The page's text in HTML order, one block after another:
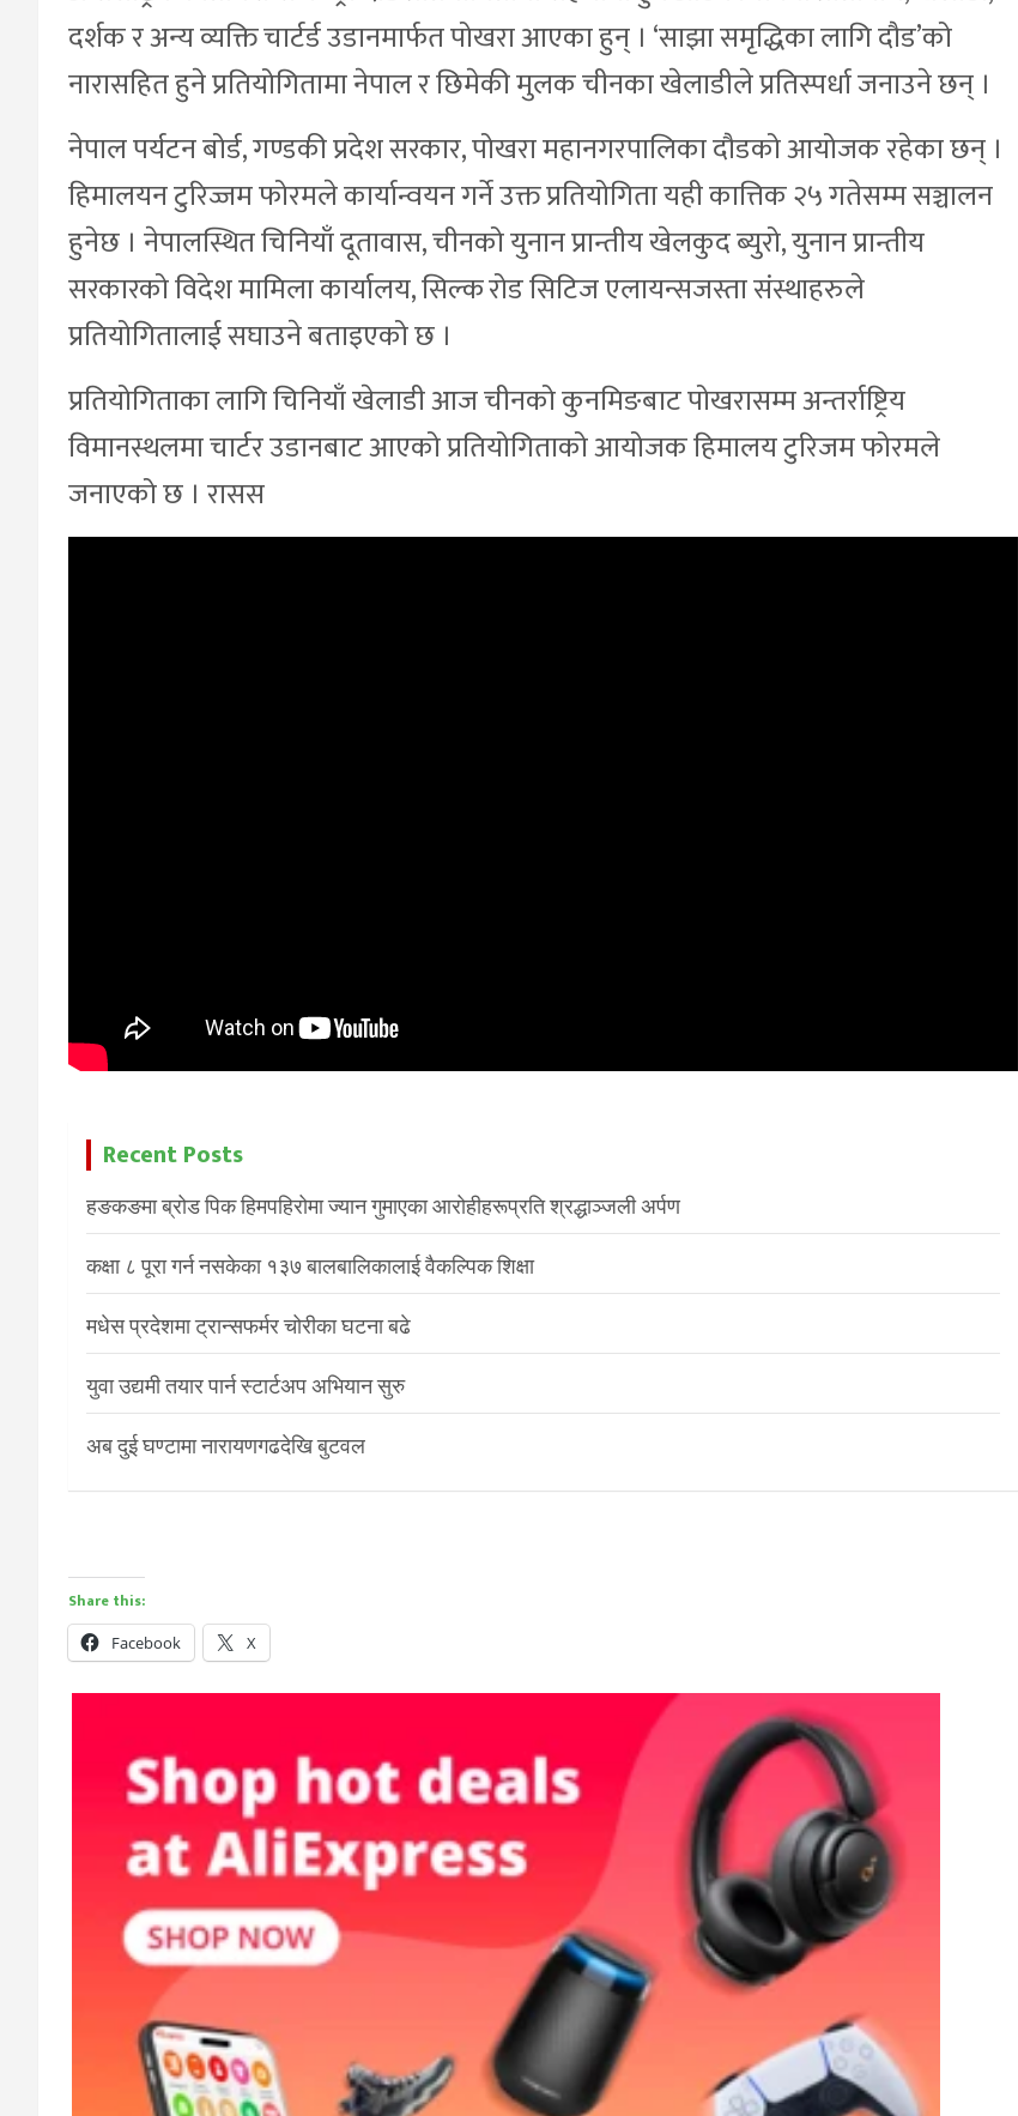
दर्शक र अन्य व्यक्ति चार्टर्ड उडानमार्फत पोखरा आएका हुन् । ‘साझा समृद्धिका लागि दौड’को
नारासहित हुने प्रतियोगितामा नेपाल र छिमेकी मुलक चीनका खेलाडीले प्रतिस्पर्धा जनाउने छन् ।
नेपाल पर्यटन बोर्ड, गण्डकी प्रदेश सरकार, पोखरा महानगरपालिका दौडको आयोजक रहेका छन् ।
हिमालयन टुरिज्जम फोरमले कार्यान्वयन गर्ने उक्त प्रतियोगिता यही कात्तिक २५ गतेसम्म सञ्चालन
हुनेछ । नेपालस्थित चिनियाँ दूतावास, चीनको युनान प्रान्तीय खेलकुद ब्युरो, युनान प्रान्तीय
सरकारको विदेश मामिला कार्यालय, सिल्क रोड सिटिज एलायन्सजस्ता संस्थाहरुले
प्रतियोगितालाई सघाउने बताइएको छ ।
प्रतियोगिताका लागि चिनियाँ खेलाडी आज चीनको कुनमिङबाट पोखरासम्म अन्तर्राष्ट्रिय
विमानस्थलमा चार्टर उडानबाट आएको प्रतियोगिताको आयोजक हिमालय टुरिजम फोरमले
जनाएको छ । रासस
Recent Posts
हङकङमा ब्रोड पिक हिमपहिरोमा ज्यान गुमाएका आरोहीहरूप्रति श्रद्धाञ्जली अर्पण
कक्षा ८ पूरा गर्न नसकेका १३७ बालबालिकालाई वैकल्पिक शिक्षा
मधेस प्रदेशमा ट्रान्सफर्मर चोरीका घटना बढे
युवा उद्यमी तयार पार्न स्टार्टअप अभियान सुरु
अब दुई घण्टामा नारायणगढदेखि बुटवल
Share this:
Facebook X